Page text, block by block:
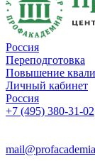
Россия
Переподготовка
Повышение
Личный кабинет
Россия
+7 (495) 380-31-02